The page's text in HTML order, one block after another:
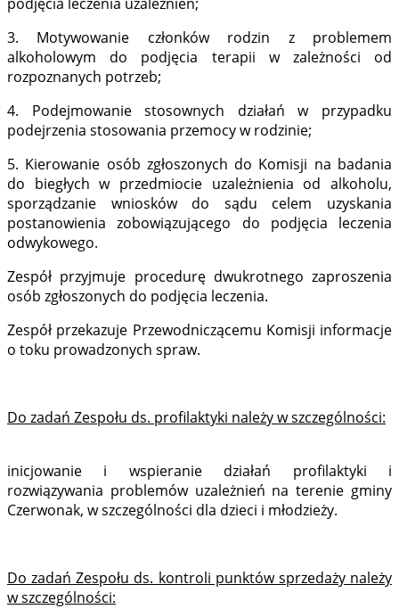
3. Motywowanie członków rodzin z problemem
alkoholowym do podjęcia terapii w zależności od
rozpoznanych potrzeb;
4. Podejmowanie stosownych działań w przypadku
podejrzenia stosowania przemocy w rodzinie;
5. Kierowanie osób zgłoszonych do Komisji na badania
do biegłych w przedmiocie uzależnienia od alkoholu,
sporządzanie wniosków do sądu celem uzyskania
postanowienia zobowiązującego do podjęcia leczenia
odwykowego.
Zespół przyjmuje procedurę dwukrotnego zaproszenia
osób zgłoszonych do podjęcia leczenia.
Zespół przekazuje Przewodniczącemu Komisji informacje
o toku prowadzonych spraw.
Do zadań Zespołu ds. profilaktyki należy w szczególności:
inicjowanie i wspieranie działań profilaktyki i
rozwiązywania problemów uzależnień na terenie gminy
Czerwonak, w szczególności dla dzieci i młodzieży.
Do zadań Zespołu ds. kontroli punktów sprzedaży należy
w szczególności: